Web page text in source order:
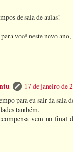
de sala de aulas!
você neste novo
17 de janeiro de
para eu sair da sala
também.
vem no final